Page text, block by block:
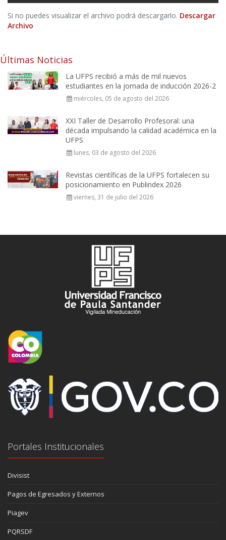
Si no puedes visualizar el archivo podrá descargarlo. Descargar
Archivo
Últimas Noticias
La UFPS recibió a más de mil nuevos
estudiantes en la jornada de inducción 2026-2
miércoles, 05 de agosto del 2026
XXI Taller de Desarrollo Profesoral: una
década impulsando la calidad académica en la
UFPS
lunes, 03 de agosto del 2026
Revistas científicas de la UFPS fortalecen su
posicionamiento en Publindex 2026
viernes, 31 de julio del 2026
Portales Institucionales
Divisist
Pagos de Egresados y Externos
Piagev
PQRSDF